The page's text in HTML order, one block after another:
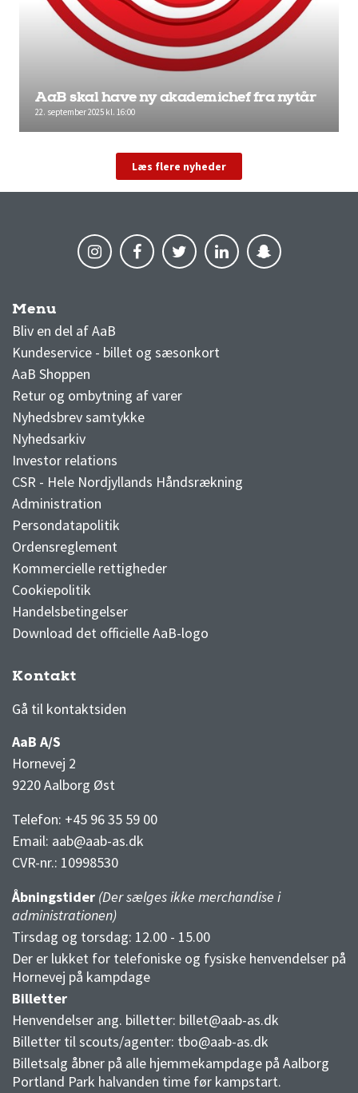
AaB skal have ny akademichef fra nytår
22. september 2025 kl. 16:00
Læs flere nyheder
Menu
Bliv en del af AaB
Kundeservice - billet og sæsonkort
AaB Shoppen
Retur og ombytning af varer
Nyhedsbrev samtykke
Nyhedsarkiv
Investor relations
CSR - Hele Nordjyllands Håndsrækning
Administration
Persondatapolitik
Ordensreglement
Kommercielle rettigheder
Cookiepolitik
Handelsbetingelser
Download det officielle AaB-logo
Kontakt
Gå til kontaktsiden
AaB A/S
Hornevej 2
9220 Aalborg Øst
Telefon: +45 96 35 59 00
Email: aab@aab-as.dk
CVR-nr.: 10998530
Åbningstider (Der sælges ikke merchandise i
administrationen)
Tirsdag og torsdag: 12.00 - 15.00
Der er lukket for telefoniske og fysiske henvendelser på
Hornevej på kampdage
Billetter
Henvendelser ang. billetter: billet@aab-as.dk
Billetter til scouts/agenter: tbo@aab-as.dk
Billetsalg åbner på alle hjemmekampdage på Aalborg
Portland Park halvanden time før kampstart.